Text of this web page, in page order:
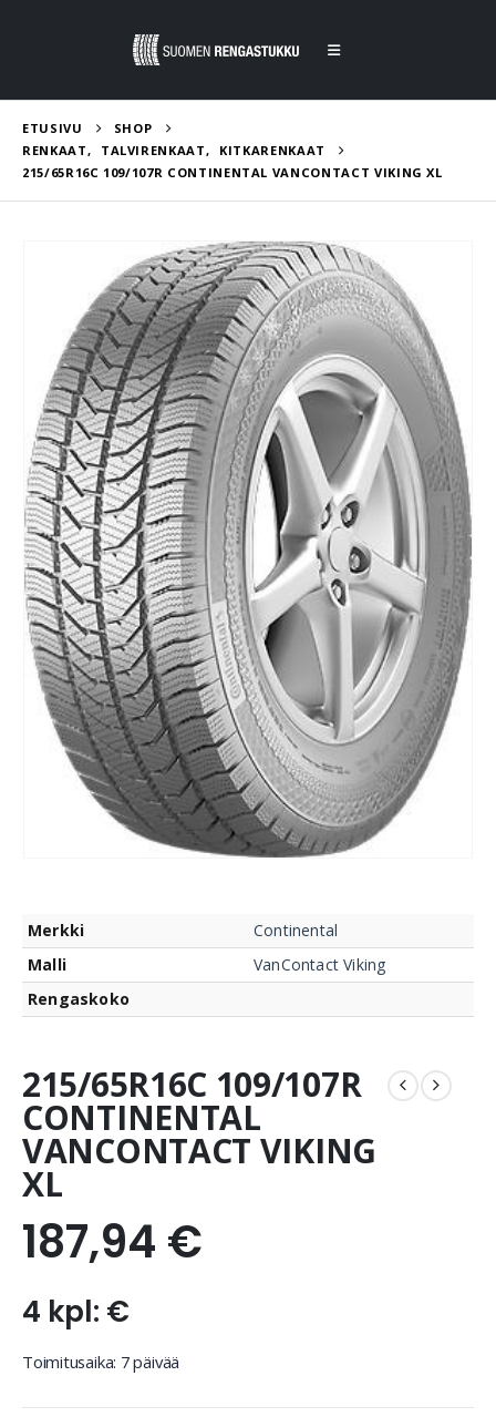
ETUSIVU
SHOP
RENKAAT, TALVIRENKAAT,
KITKARENKAAT
215/65R16C 109/107R CONTINENTAL VANCONTACT VIKING XL
Merkki
Continental
Malli
VanContact Viking
Rengaskoko
215/65R16C 109/107R
CONTINENTAL
VANCONTACT VIKING
XL
187,94 €
4 kpl: €
Toimitusaika: 7 päivää